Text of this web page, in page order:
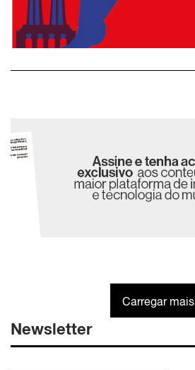
Carregar mais
Newsletter